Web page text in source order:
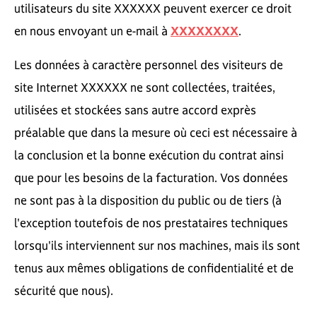
utilisateurs du site XXXXXX peuvent exercer ce droit
en nous envoyant un e-mail à XXXXXXXX.
Les données à caractère personnel des visiteurs de
site Internet XXXXXX ne sont collectées, traitées,
utilisées et stockées sans autre accord exprès
préalable que dans la mesure où ceci est nécessaire à
la conclusion et la bonne exécution du contrat ainsi
que pour les besoins de la facturation. Vos données
ne sont pas à la disposition du public ou de tiers (à
l'exception toutefois de nos prestataires techniques
lorsqu'ils interviennent sur nos machines, mais ils sont
tenus aux mêmes obligations de confidentialité et de
sécurité que nous).